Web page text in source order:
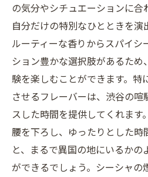
の気分やシチュエーションに合
自分だけの特別なひとときを演
ルーティーな香りからスパイシ
ション豊かな選択肢があるた
験を楽しむことができます。特
させるフレーバーは、渋谷の喧
スした時間を提供してくれます
腰を下ろし、ゆったりとした時
と、まるで異国の地にいるかの
ができるでしょう。シーシャの